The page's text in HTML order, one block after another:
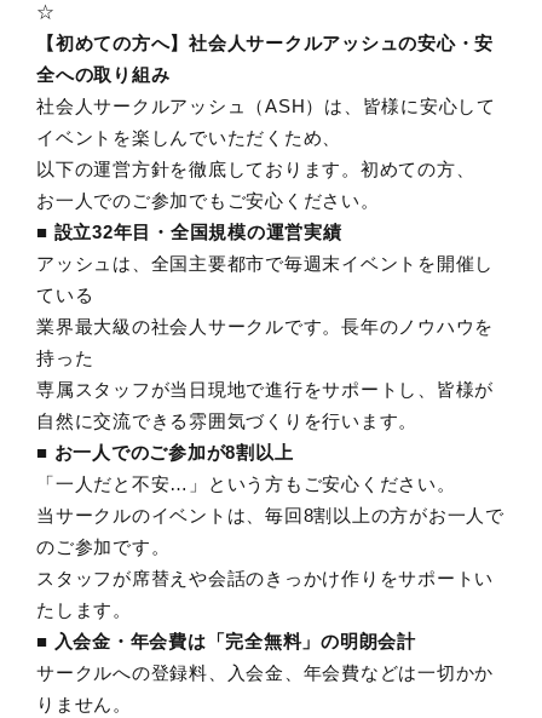
☆
【初めての方へ】社会人サークルアッシュの安心・安
全への取り組み
社会人サークルアッシュ（ASH）は、皆様に安心して
イベントを楽しんでいただくため、
以下の運営方針を徹底しております。初めての方、
お一人でのご参加でもご安心ください。
■ 設立32年目・全国規模の運営実績
アッシュは、全国主要都市で毎週末イベントを開催し
ている
業界最大級の社会人サークルです。長年のノウハウを
持った
専属スタッフが当日現地で進行をサポートし、皆様が
自然に交流できる雰囲気づくりを行います。
■ お一人でのご参加が8割以上
「一人だと不安…」という方もご安心ください。
当サークルのイベントは、毎回8割以上の方がお一人で
のご参加です。
スタッフが席替えや会話のきっかけ作りをサポートい
たします。
■ 入会金・年会費は「完全無料」の明朗会計
サークルへの登録料、入会金、年会費などは一切かか
りません。